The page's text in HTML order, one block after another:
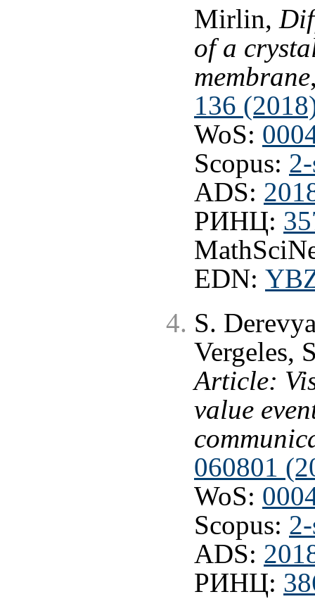
Mirlin,
of a
membrane
136
WoS:
Scopus:
ADS:
РИНЦ:
EDN:
S.
Vergeles,
Article:
value
060801
WoS:
Scopus:
ADS:
РИНЦ: